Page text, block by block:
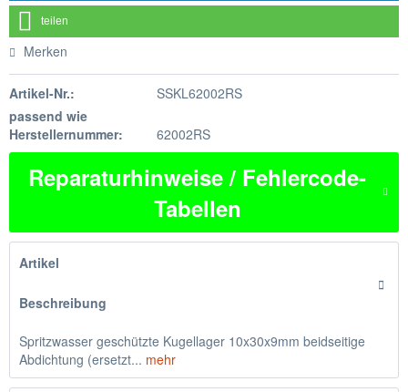
teilen
Merken
Artikel-Nr.:
SSKL62002RS
passend wie
Herstellernummer:
62002RS
Reparaturhinweise / Fehlercode-
Tabellen
Artikel
Beschreibung
Spritzwasser geschützte Kugellager 10x30x9mm beidseitige
Abdichtung (ersetzt... mehr